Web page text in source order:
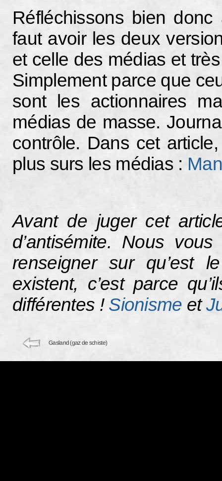
Réfléchissons bien
faut avoir les deux
et celle des médias et
Simplement parce que
sont les actionnaires
médias de masse.
contrôle. Dans cet
plus surs les médias :
Avant de juger cet
d’antisémite. Nous
renseigner sur qu’est
existent, c’est parce
différentes ! Sionisme et
Gasland (gaz de schiste)